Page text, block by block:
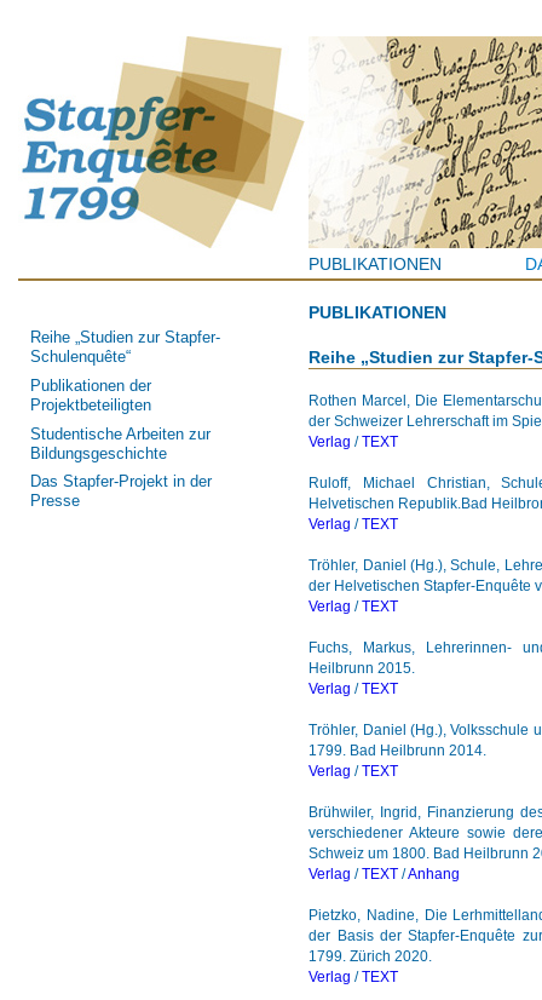
PUBLIKATIONEN
PUBLIKATIONEN
Reihe „Studien zur Stapfer-
Rothen Marcel, Die
der Schweizer Lehrerschaft im
Verlag /TEXT
Ruloff, Michael Christian,
Helvetischen Republik.Bad
Verlag /TEXT
Tröhler, Daniel (Hg.), Schule,
der Helvetischen Stapfer-Enquête
Verlag /TEXT
Fuchs, Markus, Lehrerinnen-
Heilbrunn 2015.
Verlag /TEXT
Tröhler, Daniel (Hg.), Volksschule
1799. Bad Heilbrunn 2014.
Verlag /TEXT
Brühwiler, Ingrid, Finanzierung
verschiedener Akteure sowie
Schweiz um 1800. Bad Heilbrunn
Verlag /TEXT /Anhang
Pietzko, Nadine, Die
der Basis der Stapfer-Enquête
1799. Zürich 2020.
Verlag /TEXT
Reihe „Studien zur Stapfer-
Schulenquête“
Publikationen der
Projektbeteiligten
Studentische Arbeiten zur
Bildungsgeschichte
Das Stapfer-Projekt in der
Presse